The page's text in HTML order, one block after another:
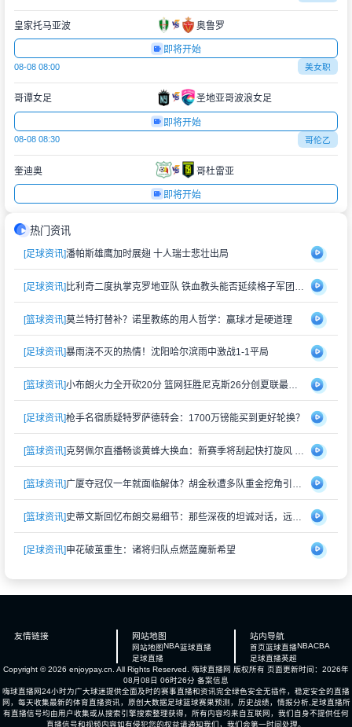
皇家托马亚波 奥鲁罗
即将开始
08-08 08:00 美女职
哥谭女足 圣地亚哥波浪女足
即将开始
08-08 08:30 哥伦乙
奎迪奥 哥杜雷亚
即将开始
热门资讯
[足球资讯]潘帕斯雄鹰加时展翅 十人瑞士悲壮出局
[足球资讯]
[篮球资讯]莫兰特打替补？诺里教练的用人哲学：赢球才是硬道理
[足球资讯]暴雨浇不灭的热情！沈阳哈尔滨雨中激战1-1平局
[篮球资讯] 小布朗火力全开砍20分 篮网狂胜尼克斯26分创夏联最大分差
[足球资讯]枪手名宿质疑特罗萨德转会：1700万镑能买到更好轮换？
[篮球资讯] 克努佩尔直播畅谈黄蜂大换血：新赛季将刮起快打旋风 射手群蓄势待发
[篮球资讯] 广厦夺冠仅一年就面临解体？胡金秋遭多队重金挖角引猜测
[篮球资讯] 史蒂文斯回忆布朗交易细节：那些深夜的坦诚对话，远比想象中复杂
[足球资讯]申花破茧重生：诸将归队点燃蓝魔新希望
友情链接 网站地图
网站地图 NBA篮球直播
足球直播
站内导航
首页篮球直播NBACBA
足球直播英超
Copyright © 2026 enjoypay.cn. All Rights Reserved. 嗨球直播网 版权所有 页面更新时间：2026年
08月08日 06时26分 备案信息
嗨球直播网24小时为广大球迷提供全面及时的赛事直播和资讯完全绿色安全无插件，稳定安全的直播
网，每天收集最新的体育直播资讯，原创大数据足球篮球赛果预测，历史战绩，情报分析,足球直播所
有直播信号均由用户收集或从搜索引擎搜索整理获得，所有内容均来自互联网，我们自身不提供任何
直播信号和视频内容如有侵犯您的权益请通知我们，我们会第一时间处理。